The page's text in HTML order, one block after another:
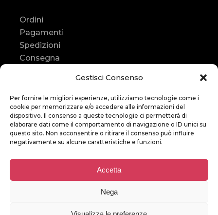
Gestisci Consenso
Per fornire le migliori esperienze, utilizziamo tecnologie come i
cookie per memorizzare e/o accedere alle informazioni del
dispositivo. Il consenso a queste tecnologie ci permetterà di
elaborare dati come il comportamento di navigazione o ID unici su
questo sito. Non acconsentire o ritirare il consenso può influire
negativamente su alcune caratteristiche e funzioni.
Accetta
Nega
Ordini
Pagamenti
Spedizioni
Consegna
Contatti
Assistenza:
+39366 247 9452
@gmail.com